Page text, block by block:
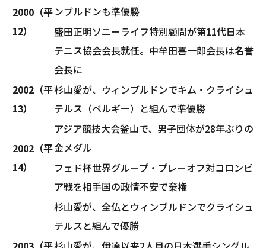
2000（平
12）
ンブルドンも準優勝
盛田正明ソニーライフ特別顧問が第11代日本
テニス協会会長就任。中牟田喜一郎会長は名誉
会長に
2002（平
13）
杉山愛が、ウィンブルドンでキム・クライシュ
テルス（ベルギー）と組んで準優勝
2002（平
14）
アジア競技大会釜山で、男子団体が28年ぶりの
金メダル
フェド杯世界グループ・プレーオフ対コロンビ
ア戦を相手国の政情不安で棄権
杉山愛が、全仏とウィンブルドンでクライシュ
テルスと組んで優勝